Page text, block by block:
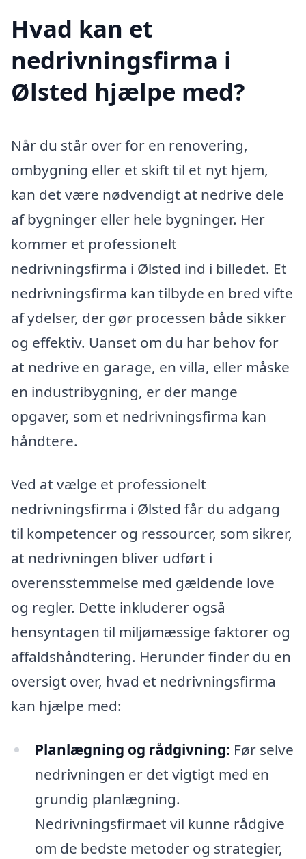
Hvad kan et
nedrivningsfirma i
Ølsted hjælpe med?
Når du står over for en renovering,
ombygning eller et skift til et nyt hjem,
kan det være nødvendigt at nedrive dele
af bygninger eller hele bygninger. Her
kommer et professionelt
nedrivningsfirma i Ølsted ind i billedet. Et
nedrivningsfirma kan tilbyde en bred vifte
af ydelser, der gør processen både sikker
og effektiv. Uanset om du har behov for
at nedrive en garage, en villa, eller måske
en industribygning, er der mange
opgaver, som et nedrivningsfirma kan
håndtere.
Ved at vælge et professionelt
nedrivningsfirma i Ølsted får du adgang
til kompetencer og ressourcer, som sikrer,
at nedrivningen bliver udført i
overensstemmelse med gældende love
og regler. Dette inkluderer også
hensyntagen til miljømæssige faktorer og
affaldshåndtering. Herunder finder du en
oversigt over, hvad et nedrivningsfirma
kan hjælpe med:
Planlægning og rådgivning: Før selve
nedrivningen er det vigtigt med en
grundig planlægning.
Nedrivningsfirmaet vil kunne rådgive
om de bedste metoder og strategier,